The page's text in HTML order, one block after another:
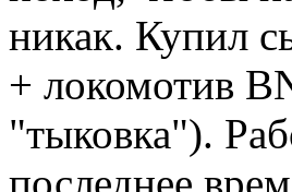
никак. Купил
+ локомотив
"тыковка").